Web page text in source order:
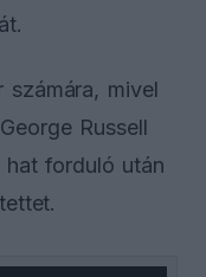
mivel
Russell
forduló után